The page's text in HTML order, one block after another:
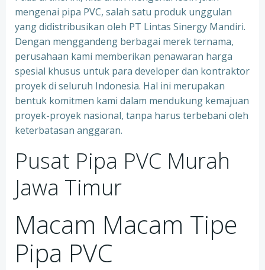
mengenai pipa PVC, salah satu produk unggulan
yang didistribusikan oleh PT Lintas Sinergy Mandiri.
Dengan menggandeng berbagai merek ternama,
perusahaan kami memberikan penawaran harga
spesial khusus untuk para developer dan kontraktor
proyek di seluruh Indonesia. Hal ini merupakan
bentuk komitmen kami dalam mendukung kemajuan
proyek-proyek nasional, tanpa harus terbebani oleh
keterbatasan anggaran.
Pusat Pipa PVC Murah
Jawa Timur
Macam Macam Tipe
Pipa PVC